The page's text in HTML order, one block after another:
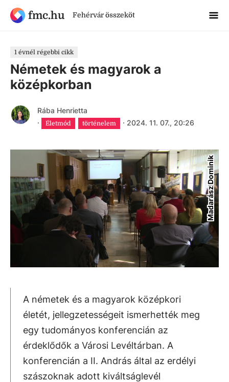
fmc.hu Fehérvár összeköt
1 évnél régebbi cikk
Németek és magyarok a
középkorban
Rába Henrietta
·
Életmód történelem · 2024. 11. 07., 20:26
Madarász Dominik
A németek és a magyarok középkori
életét, jellegzetességeit ismerhették meg
egy tudományos konferencián az
érdeklődők a Városi Levéltárban. A
konferencián a II. András által az erdélyi
szászoknak adott kiváltságlevél